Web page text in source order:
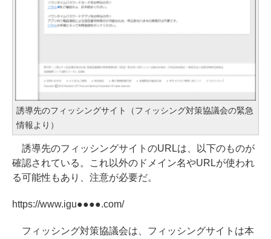
誘導先のフィッシングサイト（フィッシング対策協議会の緊急
情報より）
誘導先のフィッシングサイトのURLは、以下のものが
確認されている。これ以外のドメイン名やURLが使われ
る可能性もあり、注意が必要だ。
https://www.igu●●●●.com/
フィッシング対策協議会は、フィッシングサイトは本